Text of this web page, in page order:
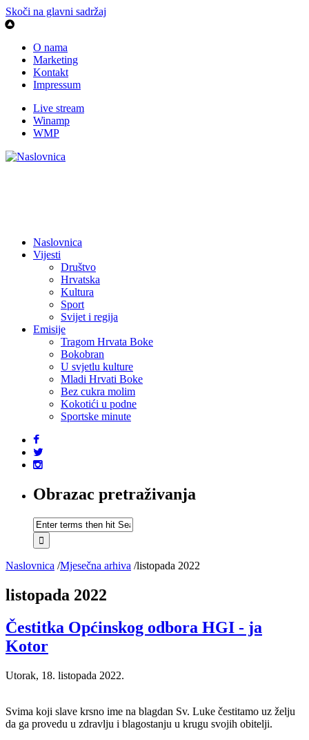
Skoči na glavni sadržaj
O nama
Marketing
Kontakt
Impressum
Live stream
Winamp
WMP
Naslovnica
Vijesti
Društvo
Hrvatska
Kultura
Sport
Svijet i regija
Emisije
Tragom Hrvata Boke
Bokobran
U svjetlu kulture
Mladi Hrvati Boke
Bez cukra molim
Kokotići u podne
Sportske minute
Obrazac pretraživanja
Naslovnica /Mjesečna arhiva /listopada 2022
listopada 2022
Čestitka Općinskog odbora HGI - ja
Kotor
Utorak, 18. listopada 2022.
Svima koji slave krsno ime na blagdan Sv. Luke čestitamo uz želju
da ga provedu u zdravlju i blagostanju u krugu svojih obitelji.